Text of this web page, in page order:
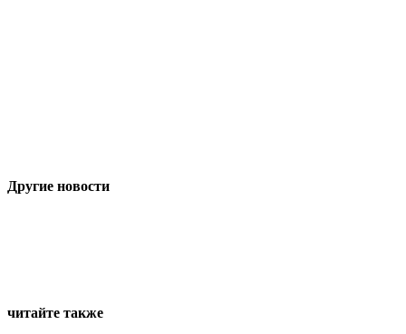
Другие новости
читайте также